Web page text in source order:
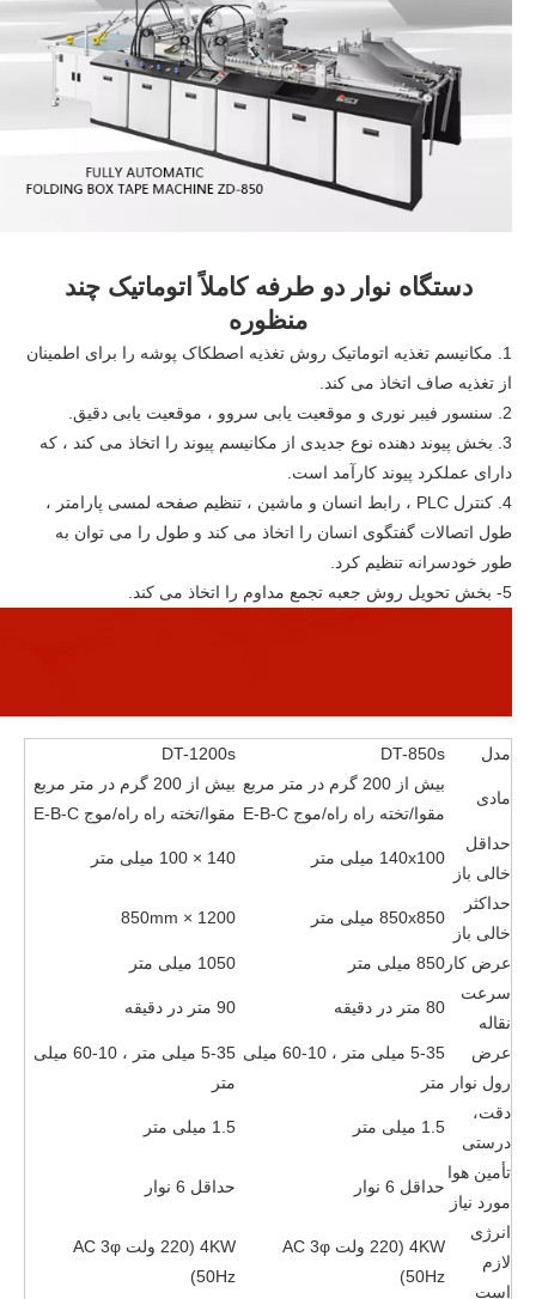
دستگاه نوار دو طرفه کاملاً اتوماتیک چند
منظوره
1. مکانیسم تغذیه اتوماتیک روش تغذیه اصطکاک پوشه را برای اطمینان
از تغذیه صاف اتخاذ می کند.
2. سنسور فیبر نوری و موقعیت یابی سروو ، موقعیت یابی دقیق.
3. بخش پیوند دهنده نوع جدیدی از مکانیسم پیوند را اتخاذ می کند ، که
دارای عملکرد پیوند کارآمد است.
4. کنترل PLC ، رابط انسان و ماشین ، تنظیم صفحه لمسی پارامتر ،
طول اتصالات گفتگوی انسان را اتخاذ می کند و طول را می توان به
طور خودسرانه تنظیم کرد.
5- بخش تحویل روش جعبه تجمع مداوم را اتخاذ می کند.
مدل DT-850s
DT-1200s
مادی
بیش از 200 گرم در متر مربع
مقوا/تخته راه راه/موج E-B-C
بیش از 200 گرم در متر مربع
مقوا/تخته راه راه/موج E-B-C
حداقل
خالی باز
140x100 میلی متر 140 × 100 میلی متر
حداکثر
خالی باز
850x850 میلی متر 1200 × 850mm
عرض کار 850 میلی متر
1050 میلی متر
سرعت
نقاله
80 متر در دقیقه 90 متر در دقیقه
عرض
رول نوار
5-35 میلی متر ، 10-60 میلی
متر
5-35 میلی متر ، 10-60 میلی
متر
دقت،
درستی
1.5 میلی متر 1.5 میلی متر
تأمین هوا
مورد نیاز
حداقل 6 نوار حداقل 6 نوار
انرژی
لازم
است
4KW (220 ولت AC 3φ
50Hz)
4KW (220 ولت AC 3φ
50Hz)